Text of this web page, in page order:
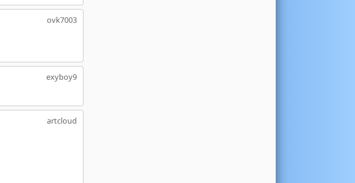
ovk7003
exyboy9
artcloud